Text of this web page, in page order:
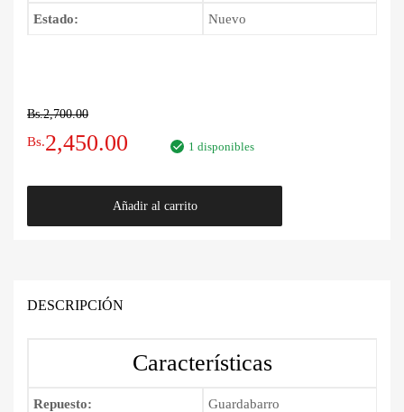
Estado: Nuevo
Bs.2,700.00
El
precio
original
Bs.2,700.00.
Bs.2,450.00
precio
actual
1 disponibles
2014
Añadir al carrito
DESCRIPCIÓN
Características
Repuesto: Guardabarro